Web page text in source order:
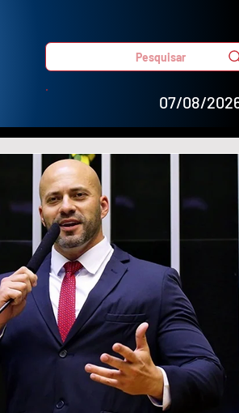
Pesquisar
07/08/